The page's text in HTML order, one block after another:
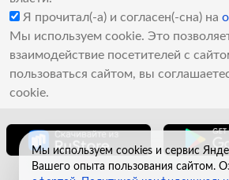
Я прочитал(-а) и согласен(-сна) на
Мы используем cookie. Это
взаимодействие посетителей с
пользоваться сайтом, вы
cookie.
Мы используем cookies и сервис
Вашего опыта пользования сайтом.